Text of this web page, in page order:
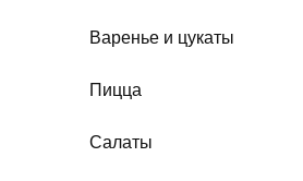
Варенье и цукаты
Пицца
Салаты